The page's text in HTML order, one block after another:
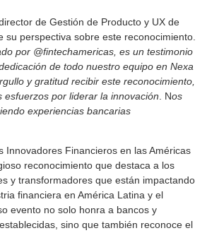
de Gestión de Producto y UX de
su perspectiva sobre este reconocimiento.
por @fintechamericas, es un testimonio
de todo nuestro equipo en Nexa
y gratitud recibir este reconocimiento,
esfuerzos por liderar la innovación . Nos
experiencias bancarias
Innovadores Financieros en las Américas
reconocimiento que destaca a los
y transformadores que están impactando
financiera en América Latina y el
evento no solo honra a bancos y
sino que también reconoce el